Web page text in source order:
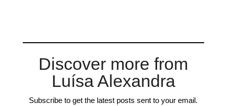
Discover more from
Luísa Alexandra
Subscribe to get the latest posts sent to your email.